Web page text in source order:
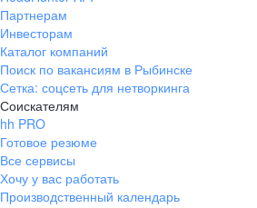
Партнерам
Инвесторам
Каталог компаний
Поиск по вакансиям в Рыбинске
Сетка: соцсеть для нетворкинга
Соискателям
hh PRO
Готовое резюме
Все сервисы
Хочу у вас работать
Производственный календарь